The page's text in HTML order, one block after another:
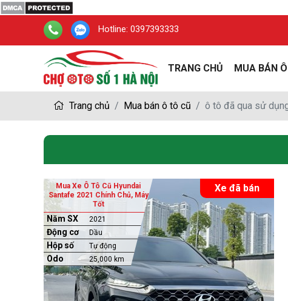
Hotline: 0397393333
TRANG CHỦ MUA BÁN
Trang chủ Mua bán ô tô cũ ô tô đã qua sử
Xe đã bán
Mua Xe Ô Tô Cũ Hyundai
Santafe 2021 Chính Chủ, Máy
Tốt
Năm SX 2021
Động cơ Dầu
Hộp số Tự động
Odo 25,000 km